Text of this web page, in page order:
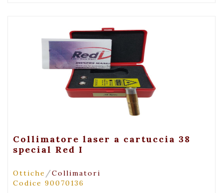
+ Visualizza
Collimatore laser a cartuccia 38
special Red I
Ottiche /Collimatori
Codice 90070136